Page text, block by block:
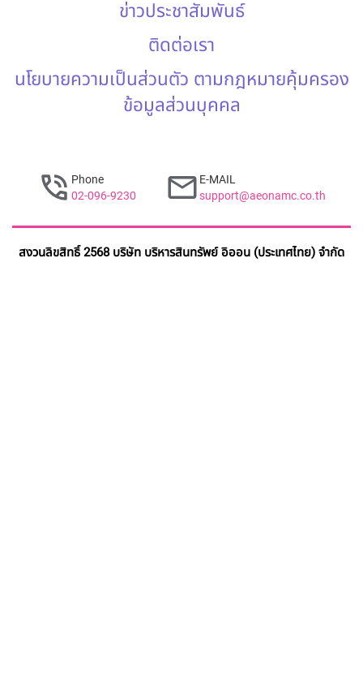
ข่าวประชาสัมพันธ์
ติดต่อเรา
นโยบายความเป็นส่วนตัว ตามกฎหมายคุ้มครอง
ข้อมูลส่วนบุคคล
Phone
02-096-9230
E-MAIL
support@aeonamc.co.th
สงวนลิขสิทธิ์ 2568 บริษัท บริหารสินทรัพย์ อิออน (ประเทศไทย) จำกัด